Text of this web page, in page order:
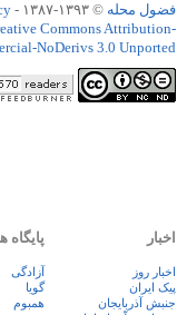
فضول محله © ۱۳۹۳-۱۳۸۷ -
Commons Attribution-
NoDerivs 3.0 Unported
اخبار
اخبار روز
پيک ايران
جنبش آذربایجان
پایگاه
آزادگی
گویا
همبوم